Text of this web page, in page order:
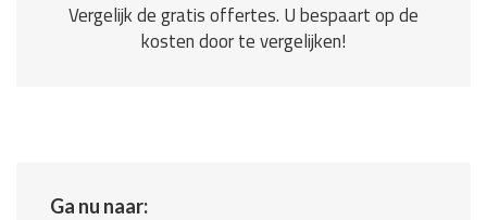
Vergelijk de gratis offertes. U bespaart op de
kosten door te vergelijken!
Ga nu naar: